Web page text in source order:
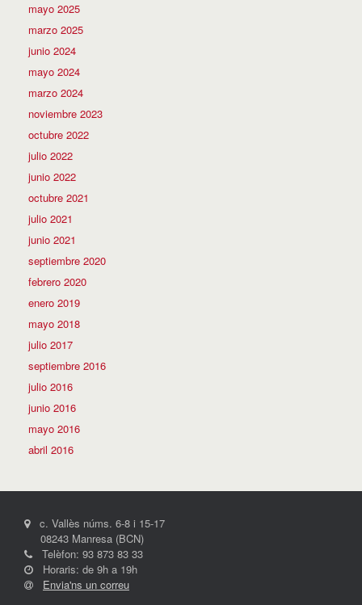
mayo 2025
marzo 2025
junio 2024
mayo 2024
marzo 2024
noviembre 2023
octubre 2022
julio 2022
junio 2022
octubre 2021
julio 2021
junio 2021
septiembre 2020
febrero 2020
enero 2019
mayo 2018
julio 2017
septiembre 2016
julio 2016
junio 2016
mayo 2016
abril 2016
c. Vallès núms. 6-8 i 15-17
08243 Manresa (BCN)
Telèfon: 93 873 83 33
Horaris: de 9h a 19h
Envia'ns un correu